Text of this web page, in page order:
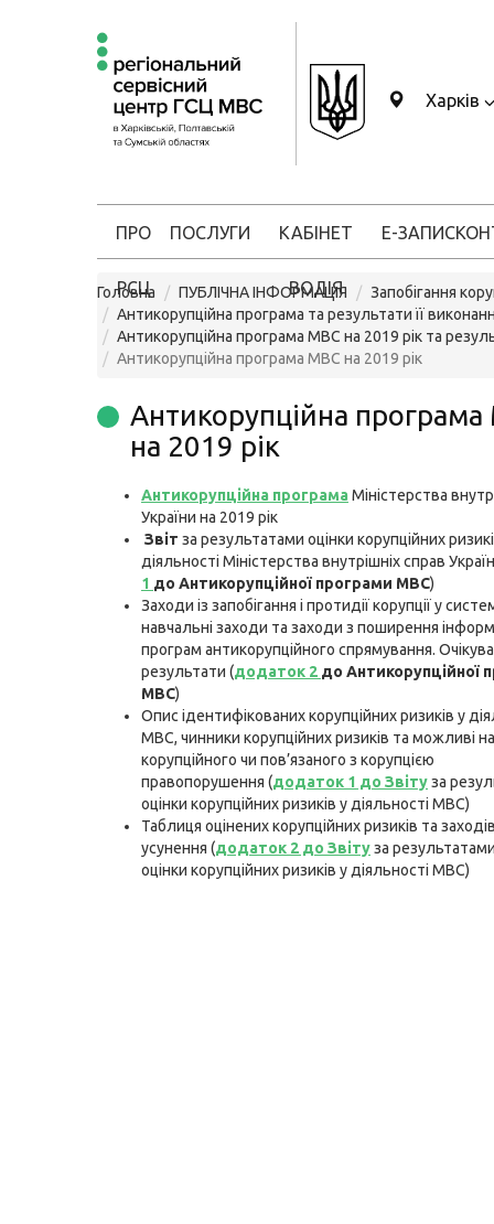
Харків
ПРО
РСЦ
ПОСЛУГИ КАБІНЕТ
ВОДІЯ
Е-ЗАПИС
Головна ПУБЛІЧНА ІНФОРМАЦІЯ
Запобігання
Антикорупційна програма та результати її
Антикорупційна програма МВС на 2019 рік та
Антикорупційна програма МВС на 2019 рік
Антикорупційна
на 2019 рік
Антикорупційна програма Міністерства
України на 2019 рік
Звіт за результатами оцінки корупційних
діяльності Міністерства внутрішніх справ
1 до Антикорупційної програми МВС)
Заходи із запобігання і протидії корупції у
навчальні заходи та заходи з поширення
програм антикорупційного спрямування.
результати (додаток 2 до Антикорупційної
МВС)
Опис ідентифікованих корупційних ризиків у
МВС, чинники корупційних ризиків та можливі
корупційного чи пов’язаного з корупцією
правопорушення (додаток 1 до Звітуза
оцінки корупційних ризиків у діяльності МВС)
Таблиця оцінених корупційних ризиків та
усунення (додаток 2 до Звітуза
оцінки корупційних ризиків у діяльності МВС)